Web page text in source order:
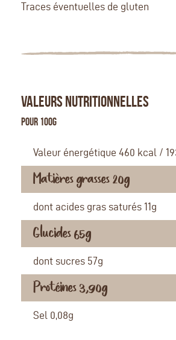
Traces éventuelles de gluten
VALEURS NUTRITIONNELLES
Pour 100g
Valeur énergétique 460 kcal /
Matières grasses 20g
dont acides gras saturés 11g
Glucides 65g
dont sucres 57g
Protéines 3,90g
Sel 0,08g